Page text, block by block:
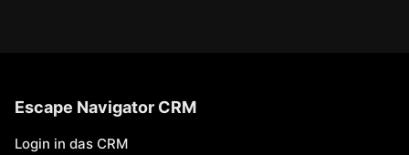
Escape Navigator CRM
Login in das CRM